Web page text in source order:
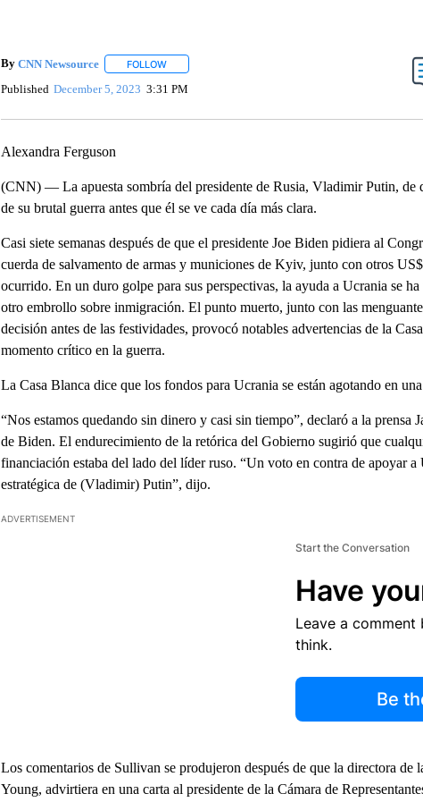
By CNN Newsource FOLLOWFOLLOW "" TO RECEIVE NOTIFICATIONS ABOUT NEW
Published December 5, 2023 3:31 PM
Alexandra Ferguson
(CNN) — La apuesta sombría del presidente de Rusia, Vladimir Putin, de
de su brutal guerra antes que él se ve cada día más clara.
Casi siete semanas después de que el presidente Joe Biden pidiera al
cuerda de salvamento de armas y municiones de Kyiv, junto con otros
ocurrido. En un duro golpe para sus perspectivas, la ayuda a Ucrania se
otro embrollo sobre inmigración. El punto muerto, junto con las
decisión antes de las festividades, provocó notables advertencias de la
momento crítico en la guerra.
La Casa Blanca dice que los fondos para Ucrania se están agotando en
“Nos estamos quedando sin dinero y casi sin tiempo”, declaró a la prensa
de Biden. El endurecimiento de la retórica del Gobierno sugirió que
financiación estaba del lado del líder ruso. “Un voto en contra de apoyar
estratégica de (Vladimir) Putin”, dijo.
ADVERTISEMENT
Start the Conversation
Have
Leave a
think.
Be
Los comentarios de Sullivan se produjeron después de que la directora de
Young, advirtiera en una carta al presidente de la Cámara de